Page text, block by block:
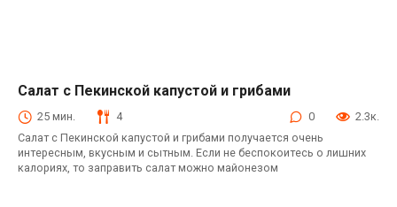
Салат с Пекинской капустой и грибами
25 мин. 4 0
2.3к.
Салат с Пекинской капустой и грибами получается очень
интересным, вкусным и сытным. Если не беспокоитесь о лишних
калориях, то заправить салат можно майонезом